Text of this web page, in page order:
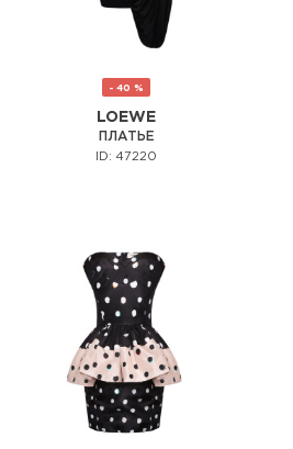
- 40 %
LOEWE
ПЛАТЬЕ
ID: 47220